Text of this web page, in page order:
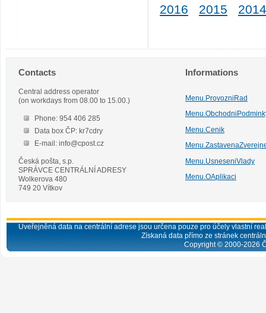
2016
2015 2014
Contacts
Central address operator
(on workdays from 08.00 to 15.00.)
Phone: 954 406 285
Data box ČP: kr7cdry
E-mail: info@cpost.cz
Česká pošta, s.p.
SPRÁVCE CENTRÁLNÍ ADRESY
Wolkerova 480
749 20 Vítkov
Informations
Menu.ProvozniRad
Menu.Cenik
Menu.UsneseniVlady
Menu.OAplikaci
Uveřejněná data na centrální adrese jsou určena pouze pro účely vlastní
Získaná data přímo ze stránek
Copyright © 2000-2026